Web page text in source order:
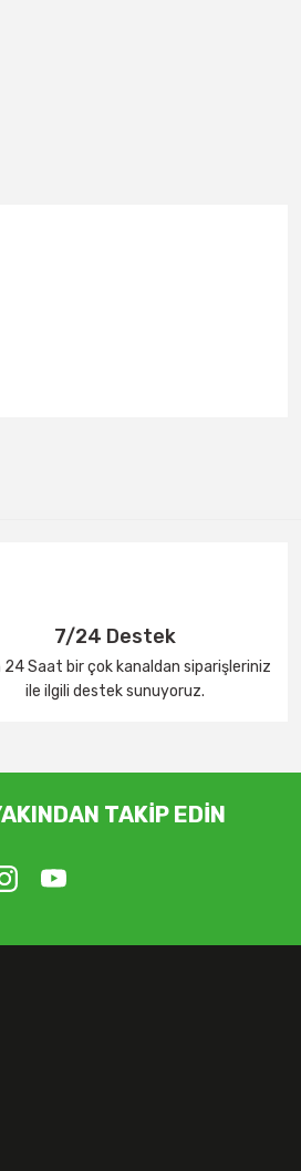
7/24 Destek
24 Saat bir çok kanaldan siparişleriniz
ile ilgili destek sunuyoruz.
TAKİP EDİN